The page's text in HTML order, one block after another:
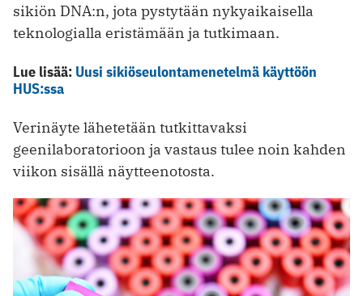
sikiön DNA:n, jota pystytään nykyaikaisella
teknologialla eristämään ja tutkimaan.
Lue lisää: Uusi sikiöseulontamenetelmä käyttöön
HUS:ssa
Verinäyte lähetetään tutkittavaksi
geenilaboratorioon ja vastaus tulee noin kahden
viikon sisällä näytteenotosta.